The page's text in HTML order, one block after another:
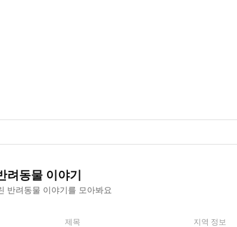
려동물 이야기
반려동물 이야기를 모아봐요
제목 지역 정보